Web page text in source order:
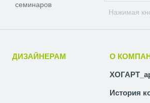
многих сферах строительства:
семинаров
Нажимая
ДИЗАЙНЕРАМ О
История